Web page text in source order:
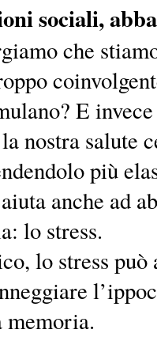
sociali,
che
E
nostra salute
più
anche ad
lo stress.
lo stress
memoria.